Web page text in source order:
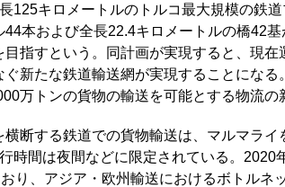
125キロメートルのトルコ最大規模の鉄
44本および全長22.4キロメートルの橋42
指すという。同計画が実現すると、現
新たな鉄道輸送網が実現することにな
万トンの貨物の輸送を可能とする物流の
断する鉄道での貨物輸送は、マルマラ
時間は夜間などに限定されている。
り、アジア・欧州輸送におけるボトルネ